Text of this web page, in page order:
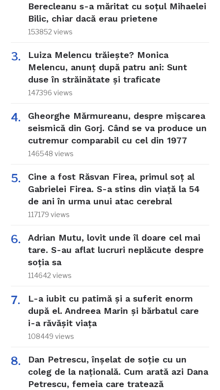
Berecleanu s-a măritat cu soțul Mihaelei
Bilic, chiar dacă erau prietene
153852 views
Luiza Melencu trăiește? Monica
Melencu, anunț după patru ani: Sunt
duse în străinătate și traficate
147396 views
Gheorghe Mărmureanu, despre mișcarea
seismică din Gorj. Când se va produce un
cutremur comparabil cu cel din 1977
146548 views
Cine a fost Răsvan Firea, primul soț al
Gabrielei Firea. S-a stins din viață la 54
de ani în urma unui atac cerebral
117179 views
Adrian Mutu, lovit unde îl doare cel mai
tare. S-au aflat lucruri neplăcute despre
soția sa
114642 views
L-a iubit cu patimă și a suferit enorm
după el. Andreea Marin și bărbatul care
i-a răvășit viața
108449 views
Dan Petrescu, înșelat de soție cu un
coleg de la națională. Cum arată azi Dana
Petrescu, femeia care tratează